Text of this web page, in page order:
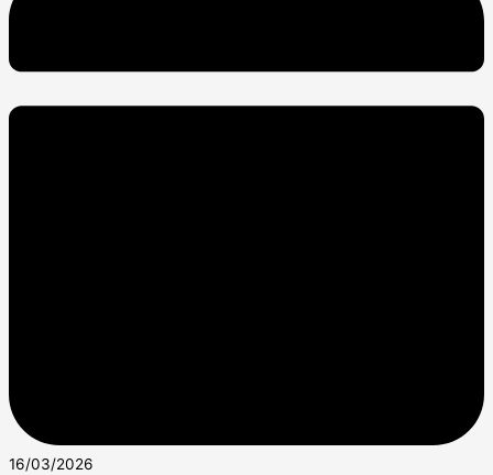
16/03/2026